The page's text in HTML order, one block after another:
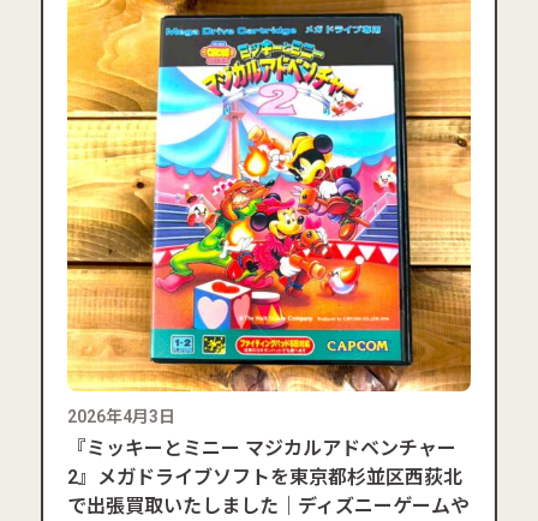
2026年4月3日
『ミッキーとミニー マジカルアドベンチャー
2』メガドライブソフトを東京都杉並区西荻北
で出張買取いたしました｜ディズニーゲームや